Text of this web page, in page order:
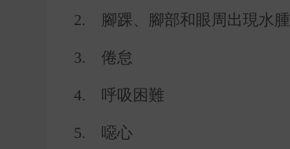
2. 腳踝、腳部和眼周出現水腫
3. 倦怠
4. 呼吸困難
5. 噁心